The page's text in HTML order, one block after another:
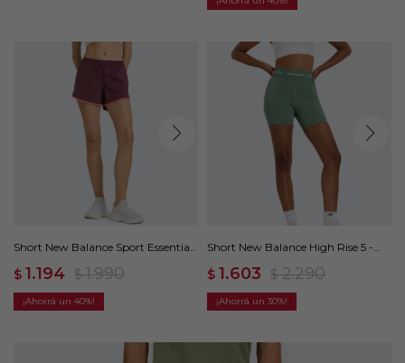
Short New Balance Sport Essentials
$ 1.194 $ 1.990
40
Short New Balance High Rise 5 -
$ 1.603 $ 2.290
30